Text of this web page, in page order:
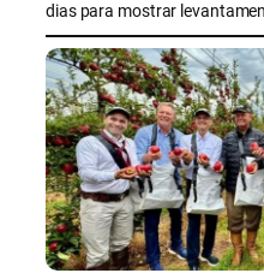
dias para mostrar